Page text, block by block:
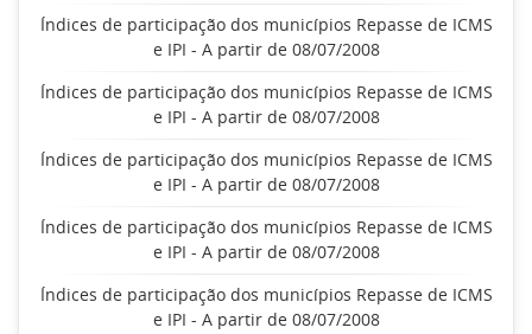
Índices de participação dos municípios Repasse de ICMS
e IPI - A partir de 08/07/2008
Índices de participação dos municípios Repasse de ICMS
e IPI - A partir de 08/07/2008
Índices de participação dos municípios Repasse de ICMS
e IPI - A partir de 08/07/2008
Índices de participação dos municípios Repasse de ICMS
e IPI - A partir de 08/07/2008
Índices de participação dos municípios Repasse de ICMS
e IPI - A partir de 08/07/2008